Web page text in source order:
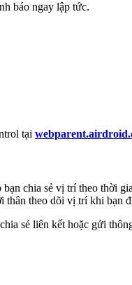
báo ngay lập tức.
tại
chia sẻ vị trí theo thời
thân theo dõi vị trí khi bạn
sẻ liên kết hoặc gửi